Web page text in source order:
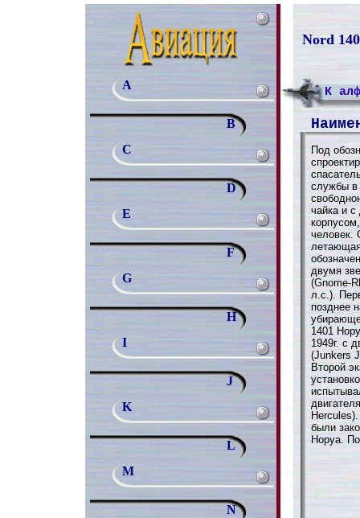
Nord
A
B
C
D
E
F
G
H
I
J
K
L
M
N
К
Под
службы
чайка и
человек.
двумя
(Gnome-
л.с.).
позднее
1401
1949г. с
(Junkers
Второй
были
Норуа.